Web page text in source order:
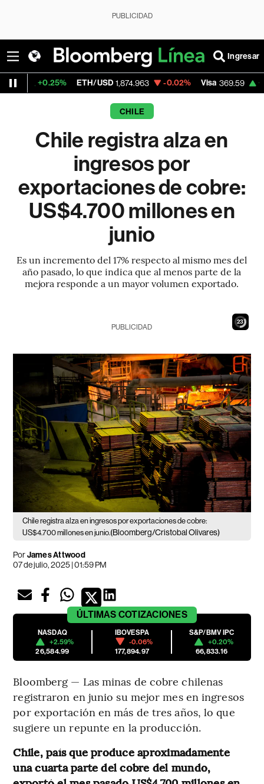
PUBLICIDAD
Ingresar
ETH/USD 1,874.963 -0.02% Visa 369.59 +1.07%
CHILE
Chile registra alza en
ingresos por
exportaciones de cobre:
US$4.700 millones en
junio
Es un incremento del 17% respecto al mismo mes del
año pasado, lo que indica que al menos parte de la
mejora responde a un mayor volumen exportado.
22
PUBLICIDAD
Chile registra alza en ingresos por exportaciones de cobre:
US$4.700 millones en junio.(Bloomberg/Cristobal Olivares)
PorJames Attwood
07 de julio, 2025 | 01:59 PM
ÚLTIMAS COTIZACIONES
NASDAQ
+2.59%
26,584.99
IBOVESPA
-0.06%
177,894.97
S&P/BMV IPC
+0.20%
66,833.16
Bloomberg — Las minas de cobre chilenas
registraron en junio su mejor mes en ingresos
por exportación en más de tres años, lo que
sugiere un repunte en la producción.
Chile, país que produce aproximadamente
una cuarta parte del cobre del mundo,